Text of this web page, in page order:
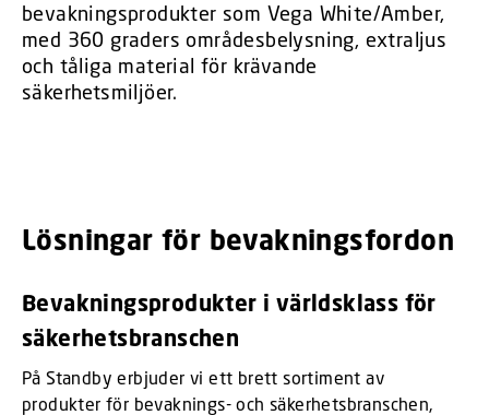
bevakningsprodukter som Vega White/Amber,
med 360 graders områdesbelysning, extraljus
och tåliga material för krävande
säkerhetsmiljöer.
Lösningar för bevakningsfordon
Bevakningsprodukter i världsklass för
säkerhetsbranschen
På Standby erbjuder vi ett brett sortiment av
produkter för bevaknings- och säkerhetsbranschen,